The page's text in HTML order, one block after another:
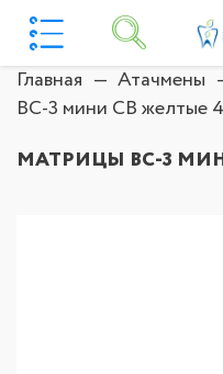
Главная Атачмены
ВС-3 мини СВ желтые
МАТРИЦЫ ВС-3